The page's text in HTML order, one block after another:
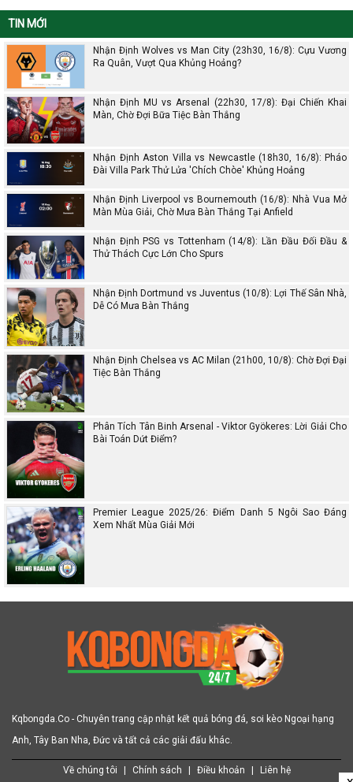
TIN MỚI
Nhận Định Wolves vs Man City (23h30, 16/8): Cựu Vương
Ra Quân, Vượt Qua Khủng Hoảng?
Nhận Định MU vs Arsenal (22h30, 17/8): Đại Chiến Khai
Màn, Chờ Đợi Bữa Tiệc Bàn Thắng
Nhận Định Aston Villa vs Newcastle (18h30, 16/8): Pháo
Đài Villa Park Thử Lửa 'Chích Chòe' Khủng Hoảng
Nhận Định Liverpool vs Bournemouth (16/8): Nhà Vua Mở
Màn Mùa Giải, Chờ Mưa Bàn Thắng Tại Anfield
Nhận Định PSG vs Tottenham (14/8): Lần Đầu Đối Đầu &
Thử Thách Cực Lớn Cho Spurs
Nhận Định Dortmund vs Juventus (10/8): Lợi Thế Sân Nhà,
Dễ Có Mưa Bàn Thắng
Nhận Định Chelsea vs AC Milan (21h00, 10/8): Chờ Đợi Đại
Tiệc Bàn Thắng
Phân Tích Tân Binh Arsenal - Viktor Gyökeres: Lời Giải Cho
Bài Toán Dứt Điểm?
Premier League 2025/26: Điểm Danh 5 Ngôi Sao Đáng
Xem Nhất Mùa Giải Mới
Kqbongda.Co - Chuyên trang cập nhật kết quả bóng đá, soi kèo Ngoại hạng
Anh, Tây Ban Nha, Đức và tất cả các giải đấu khác.
Về chúng tôi Chính sách Điều khoản Liên hệ